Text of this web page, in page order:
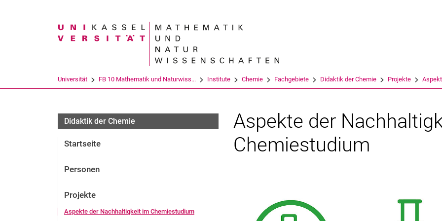
Suchbegriff
Universität FB 10 Mathematik und Naturwiss... Institute Chemie Fachgebiete Didaktik der Chemie Projekte
Didaktik der Chemie
Startseite
Personen
Projekte
Aspekte der Nachhaltigkeit im Chemiestudium
Aspekte der
Chemiestudium